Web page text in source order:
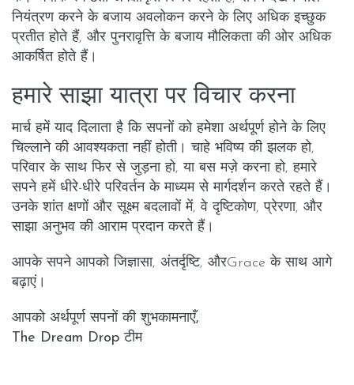
नियंत्रण करने के बजाय अवलोकन करने के लिए अधिक इच्छुक
प्रतीत होते हैं, और पुनरावृत्ति के बजाय मौलिकता की ओर अधिक
आकर्षित होते हैं।
हमारे साझा यात्रा पर विचार करना
मार्च हमें याद दिलाता है कि सपनों को हमेशा अर्थपूर्ण होने के लिए
चिल्लाने की आवश्यकता नहीं होती। चाहे भविष्य की झलक हो,
परिवार के साथ फिर से जुड़ना हो, या बस मज़े करना हो, हमारे
सपने हमें धीरे-धीरे परिवर्तन के माध्यम से मार्गदर्शन करते रहते हैं।
उनके शांत क्षणों और सूक्ष्म बदलावों में, वे दृष्टिकोण, प्रेरणा, और
साझा अनुभव की आराम प्रदान करते हैं।
आपके सपने आपको जिज्ञासा, अंतर्दृष्टि, औरGrace के साथ आगे
बढ़ाएं।
आपको अर्थपूर्ण सपनों की शुभकामनाएँ,
The Dream Drop टीम